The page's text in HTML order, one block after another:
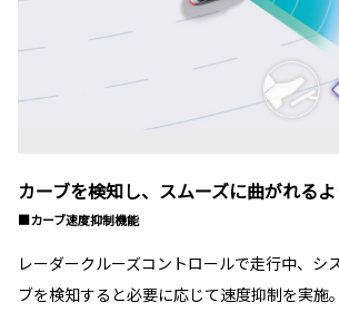
カーブを検知し、スムーズに曲がれるよ
■カーブ速度抑制機能
レーダークルーズコントロールで走行中、シ
ブを検知すると必要に応じて速度抑制を実施